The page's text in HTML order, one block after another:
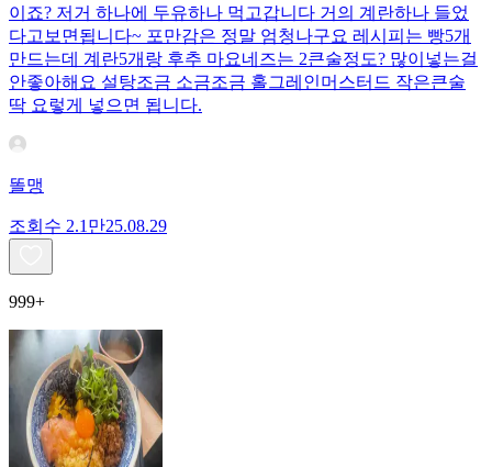
이죠? 저거 하나에 두유하나 먹고갑니다 거의 계란하나 들었
다고보면됩니다~ 포만감은 정말 엄청나구요 레시피는 빵5개
만드는데 계란5개랑 후추 마요네즈는 2큰술정도? 많이넣는걸
안좋아해요 설탕조금 소금조금 홀그레인머스터드 작은큰술
딱 요렇게 넣으면 됩니다.
똘맹
조회수 2.1만25.08.29
999+